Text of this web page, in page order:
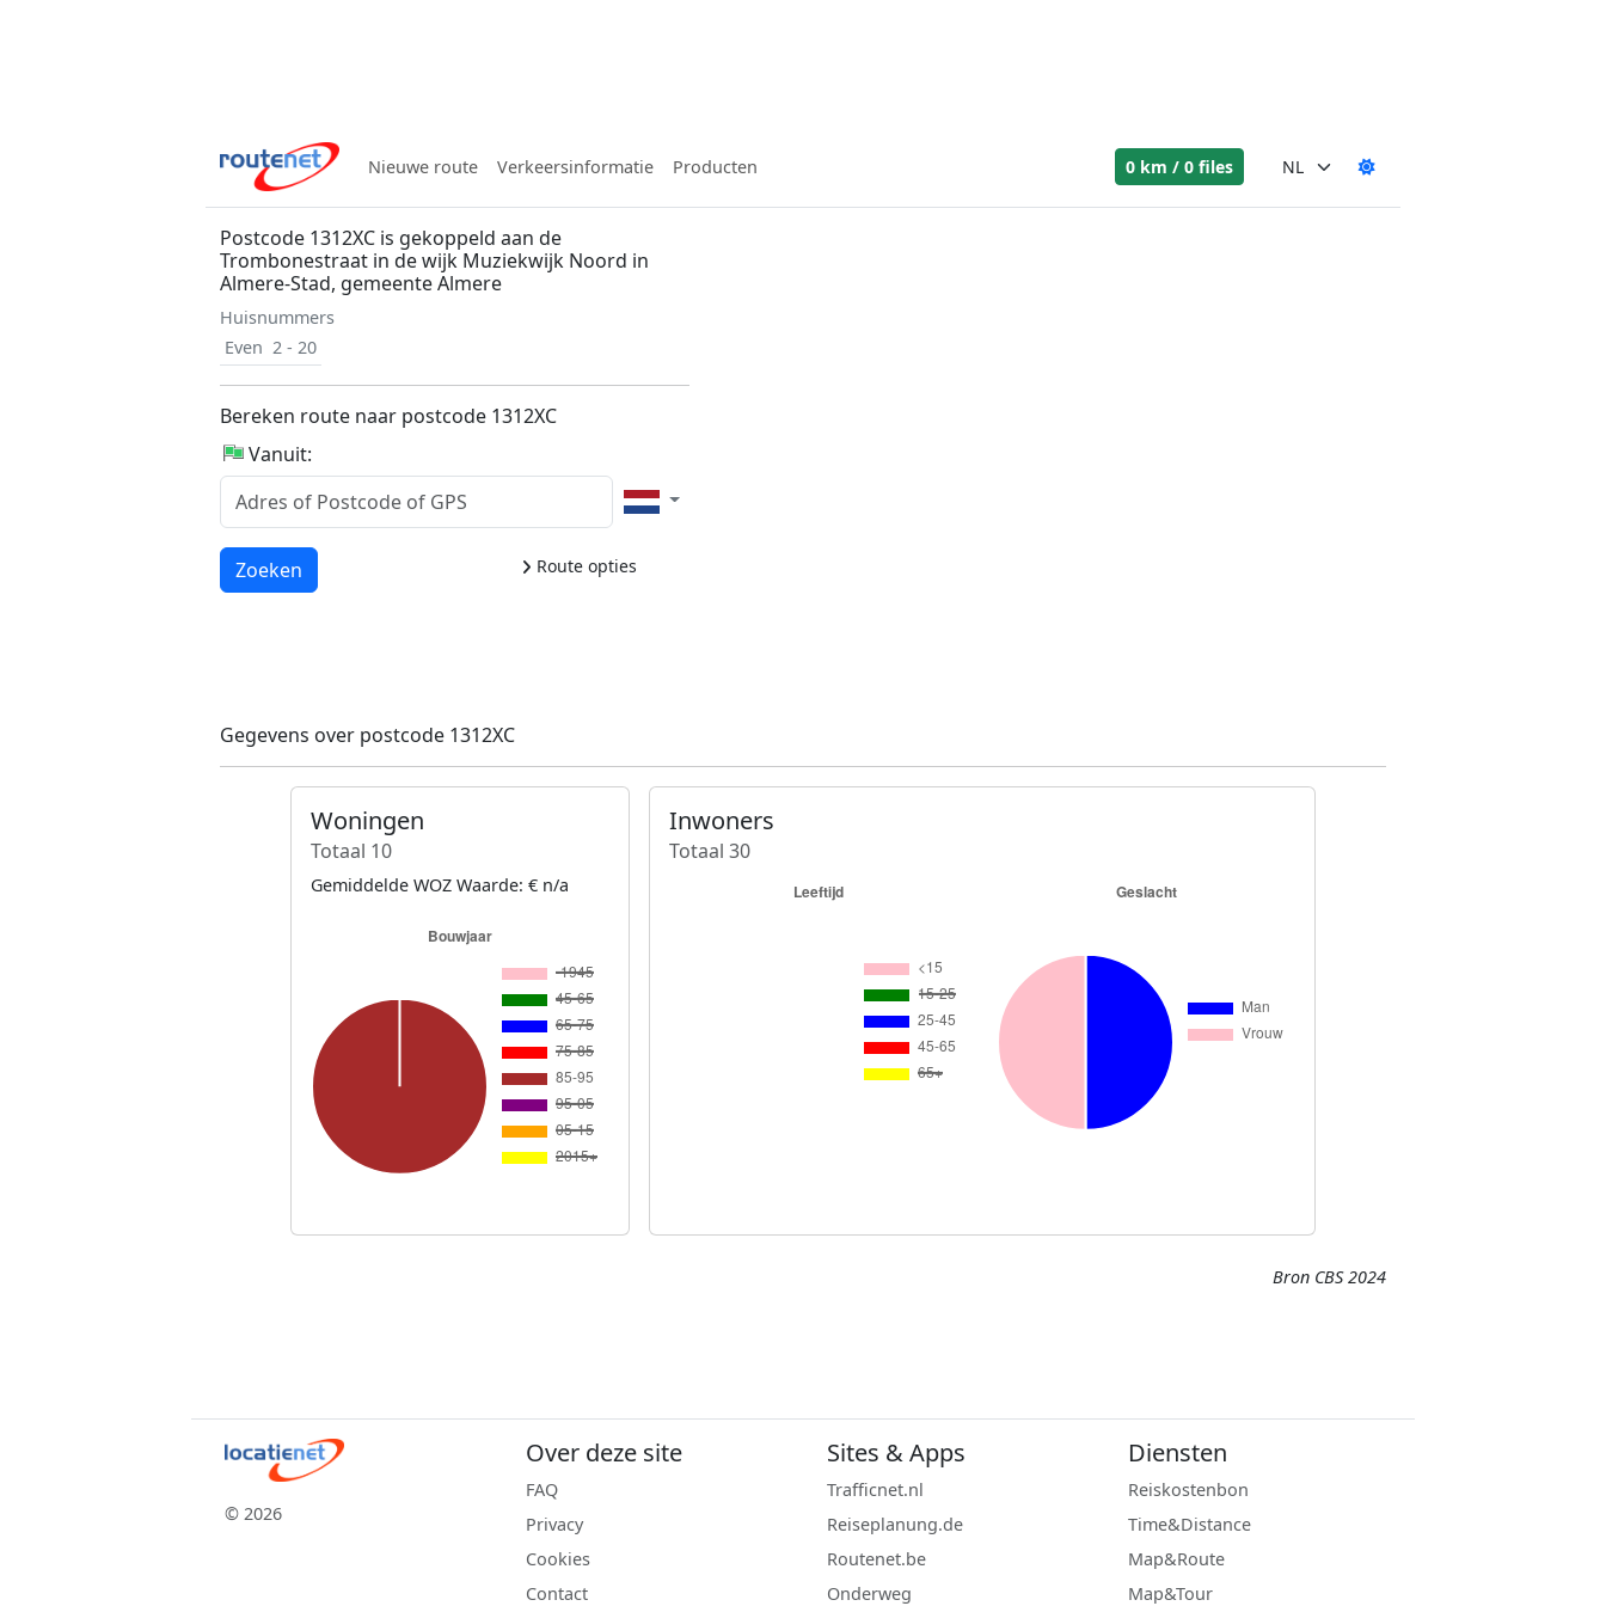
Nieuwe route Verkeersinformatie Producten 0 km / 0 files
Postcode 1312XC is gekoppeld aan de
Trombonestraat in de wijk Muziekwijk Noord in
Almere-Stad, gemeente Almere
Huisnummers
Even 2 - 20
Bereken route naar postcode 1312XC
Vanuit:
Route opties
Laden...
Zoeken
Gegevens over postcode 1312XC
Woningen
Totaal 10
Gemiddelde WOZ Waarde: € n/a
Inwoners
Totaal 30
Bron CBS 2024
© 2026
Over deze site
FAQ
Privacy
Cookies
Contact
Sites & Apps
Trafficnet.nl
Reiseplanung.de
Routenet.be
Onderweg
Diensten
Reiskostenbon
Time&Distance
Map&Route
Map&Tour